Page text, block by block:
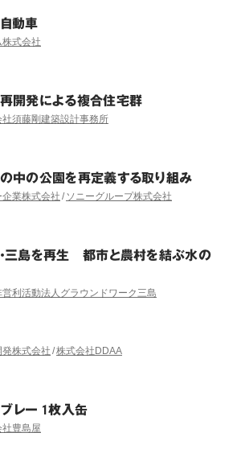
動車
株式会社
開発による複合住宅群
社須藤剛建築設計事務所
中の公園を再定義する取り組み
企業株式会社 ソニーグループ株式会社
三島を再生 都市と農村を結ぶ水の
営利活動法人グラウンドワーク三島
株式会社 株式会社DDAA
レー 1枚入缶
豊島屋